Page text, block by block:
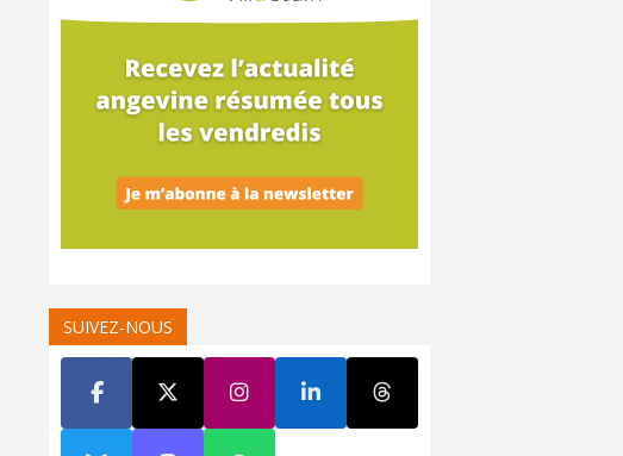
SUIVEZ-NOUS